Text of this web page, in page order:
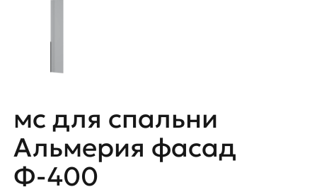
мс для спальни
Альмерия фасад
Ф-400
Ваш email